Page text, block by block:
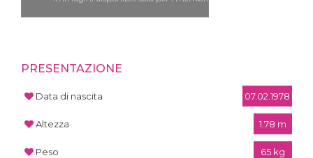
PRESENTAZIONE
Data di nascita 07.02.1978
Altezza 1.78 m
Peso 65 kg